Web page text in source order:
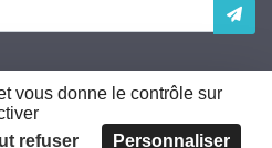
par
vous donne le contrôle sur
refuser Personnaliser